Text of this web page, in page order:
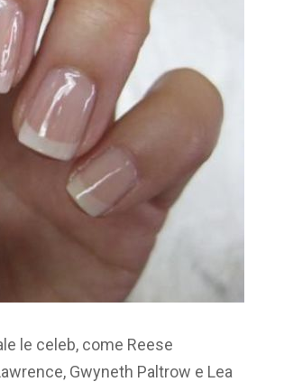
le celeb, come Reese
Gwyneth Paltrow e Lea